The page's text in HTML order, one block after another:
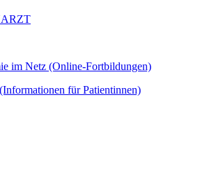
im Netz (Online-Fortbildungen)
für Patientinnen)